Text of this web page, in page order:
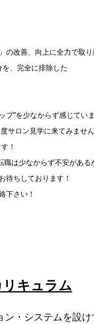
改善、向上に全力で取り
、完全に排除した
”を少なからず感じてい
サロン見学に来てみませ
！
は少なからず不安がある
待ちしております！
下さい！
キュラム
・システムを設け